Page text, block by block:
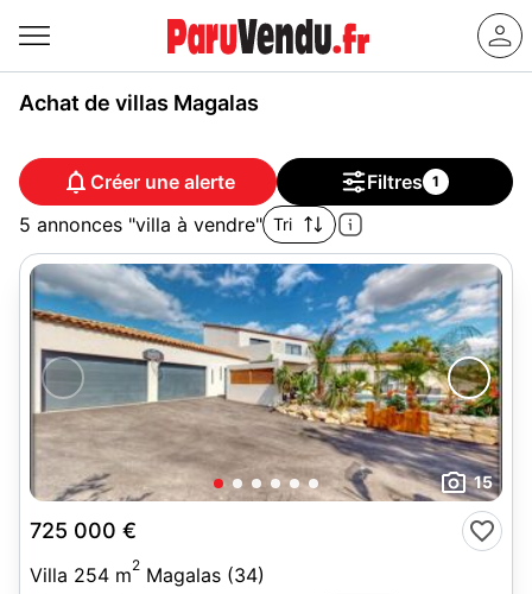
Achat de villas Magalas
Créer une alerte Filtres 1
5 annonces "villa à vendre" Tri
15
725 000 €
Villa 254 m2 Magalas (34)